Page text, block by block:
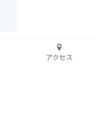
アクセス